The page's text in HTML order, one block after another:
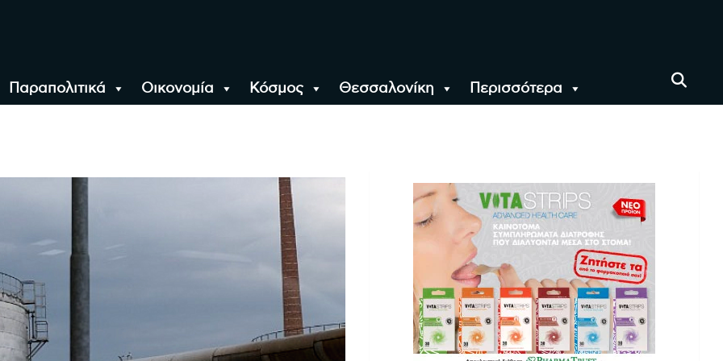
Παραπολιτικά Οικονομία Κόσμος Θεσσαλονίκη Περισσότερα